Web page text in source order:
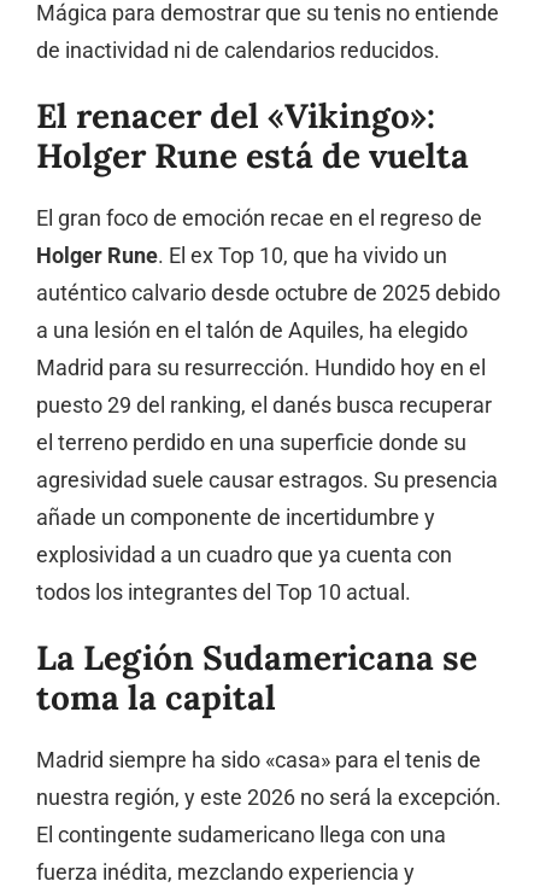
Mágica para demostrar que su tenis no entiende
de inactividad ni de calendarios reducidos.
El renacer del «Vikingo»:
Holger Rune está de vuelta
El gran foco de emoción recae en el regreso de
Holger Rune. El ex Top 10, que ha vivido un
auténtico calvario desde octubre de 2025 debido
a una lesión en el talón de Aquiles, ha elegido
Madrid para su resurrección. Hundido hoy en el
puesto 29 del ranking, el danés busca recuperar
el terreno perdido en una superficie donde su
agresividad suele causar estragos. Su presencia
añade un componente de incertidumbre y
explosividad a un cuadro que ya cuenta con
todos los integrantes del Top 10 actual.
La Legión Sudamericana se
toma la capital
Madrid siempre ha sido «casa» para el tenis de
nuestra región, y este 2026 no será la excepción.
El contingente sudamericano llega con una
fuerza inédita, mezclando experiencia y